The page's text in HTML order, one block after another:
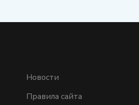
Новости
Правила сайта